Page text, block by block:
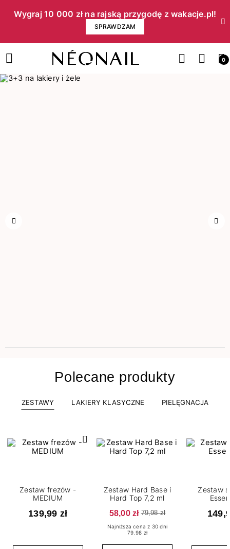
Wygraj 10 000 zł na rajską przygodę z wakacje.pl!​
SPRAWDZAM
0
Polecane produkty
ZESTAWY LAKIERY KLASYCZNE PIELĘGNACJA
Zestaw frezów -
MEDIUM
139,99 zł
Zestaw Hard Base i
Hard Top 7,2 ml
58,00 zł 79,98 zł
Najniższa cena z 30 dni
79.98 zł
Zestaw